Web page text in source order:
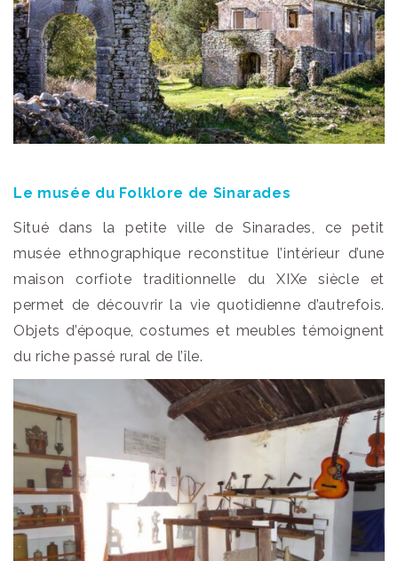
Le musée du Folklore de Sinarades
Situé dans la petite ville de Sinarades, ce petit
musée ethnographique reconstitue l’intérieur d’une
maison corfiote traditionnelle du XIXe siècle et
permet de découvrir la vie quotidienne d’autrefois.
Objets d’époque, costumes et meubles témoignent
du riche passé rural de l’île.